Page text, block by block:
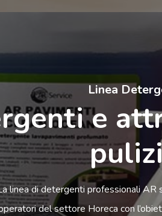
Linea
e
linea di detergenti professionali AR
del settore Horeca con